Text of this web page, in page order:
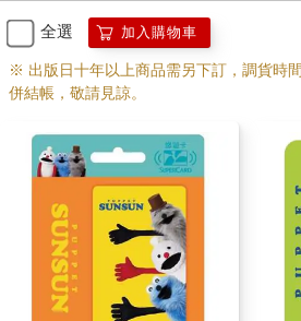
全選 加入購物車
※ 出版日十年以上商品需另下訂，調貨時
併結帳，敬請見諒。